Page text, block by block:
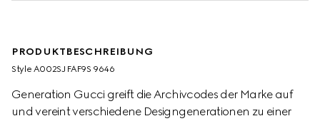
PRODUKTBESCHREIBUNG
Style ‎A002SJ FAF9S 9646
Generation Gucci greift die Archivcodes der Marke auf
und vereint verschiedene Designgenerationen zu einer